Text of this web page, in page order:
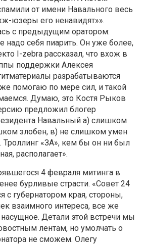
от имени Навального весь
юзеры его ненавидят»».
с предыдущим оратором:
надо себя пиарить. Он уже более,
I-zebra рассказал, что вхож в
поддержки Алексея
разрабатываются
помогаю по мере сил, и такой
Думаю, это Костя Рыков
предложил блогер
Навальный а) слишком
злобен, в) не слишком умен
«ЗА», кем бы он ни был
располагает».
4 февраля митинга в
бурливые страсти. «Совет 24
с губернатором края, стороны,
взаимного интереса, все же
Детали этой встречи мы
лентам, но умолчать о
не сможем. Олегу